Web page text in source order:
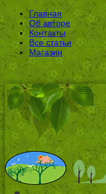
Главная
Об авторе
Контакты
Все статьи
Магазин